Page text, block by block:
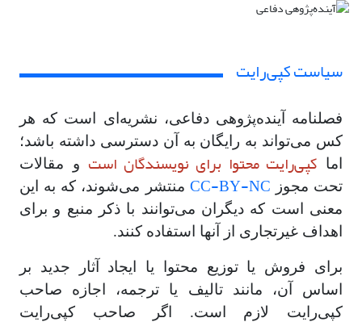
سیاست کپی‌رایت
فصلنامه آینده‌پژوهی دفاعی، نشریه‌ای است که هر
کس می‌تواند به رایگان به آن دسترسی داشته باشد؛
اما کپی‌رایت محتوا برای نویسندگان است و مقالات
تحت مجوز CC-BY-NC منتشر می‌شوند، که به این
معنی است که دیگران می‌توانند با ذکر منبع و برای
اهداف غیرتجاری از آنها استفاده کنند.
برای فروش یا توزیع محتوا یا ایجاد آثار جدید بر
اساس آن، مانند تالیف یا ترجمه، اجازه صاحب
کپی‌رایت لازم است. اگر صاحب کپی‌رایت